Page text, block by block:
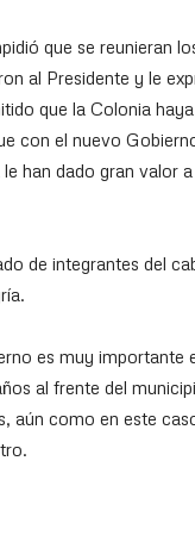
que se reunieran
al Presidente y le
que la Colonia
con el nuevo
han dado gran valor a
de integrantes del
es muy importante
al frente del
aún como en este